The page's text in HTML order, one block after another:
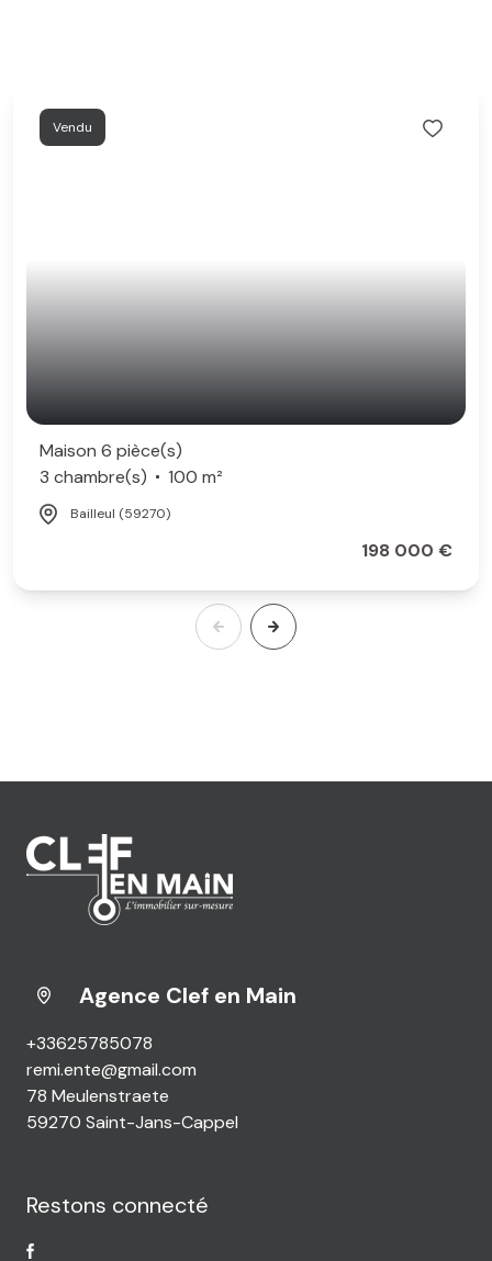
Vendu
Maison 6 pièce(s)
3 chambre(s)
100 m²
Bailleul (59270)
198 000 €
Agence Clef en Main
+33625785078
remi.ente@gmail.com
78 Meulenstraete
59270 Saint-Jans-Cappel
Restons connecté